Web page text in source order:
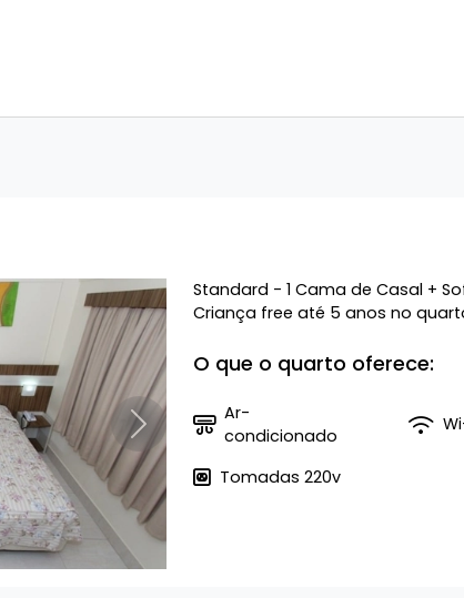
Próximo
Standard - 1 Cama de Casal +
Criança free até 5 anos no
O que o quarto oferece:
Ar-
condicionado
Tomadas 220v